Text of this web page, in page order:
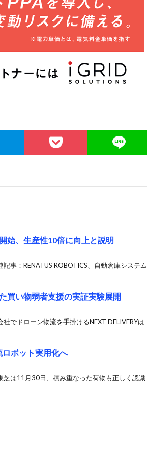
始、生産性10倍に向上と説明
事：RENATUS ROBOTICS、自動倉庫システム
買い物弱者支援の実証実験展開
でドローン物流を手掛けるNEXT DELIVERYは
ボット実用化へ
は11月30日、積み重なった荷物も正しく認識